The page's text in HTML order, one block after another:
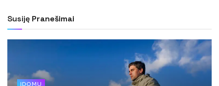
Susiję Pranešimai
ĮDOMU